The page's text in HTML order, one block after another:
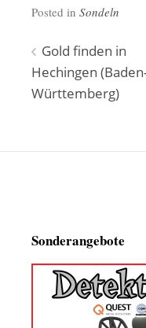
Posted in Sondeln
Gold finden in
Hechingen
Württemberg)
Sonderangebote